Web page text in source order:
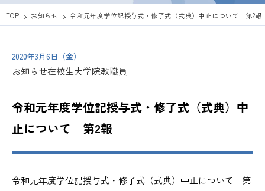
TOP お知らせ 令和元年度学位記授与式・修了式（式典）中止について 第2報
2020年3月6日（金）
お知らせ在校生大学院教職員
令和元年度学位記授与式・修了式（式典）中
止について 第2報
令和元年度学位記授与式・修了式（式典）中止について 第